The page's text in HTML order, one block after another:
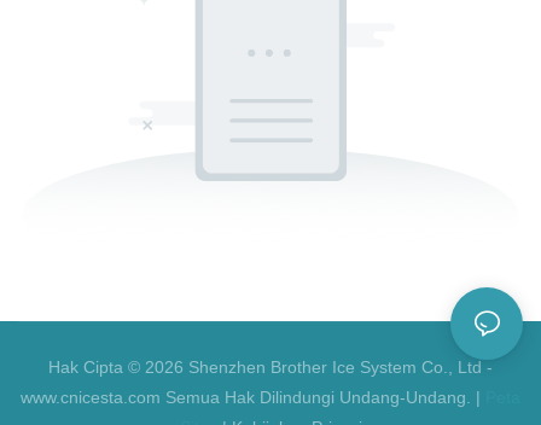
Hak Cipta © 2026 Shenzhen Brother Ice System Co., Ltd -
www.cnicesta.com Semua Hak Dilindungi Undang-Undang. |